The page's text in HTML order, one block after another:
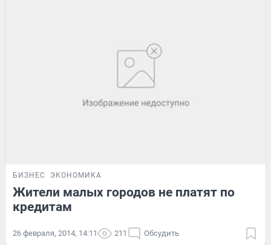
БИЗНЕС ЭКОНОМИКА
Жители малых городов не платят по
кредитам
26 февраля, 2014, 14:11 211 Обсудить